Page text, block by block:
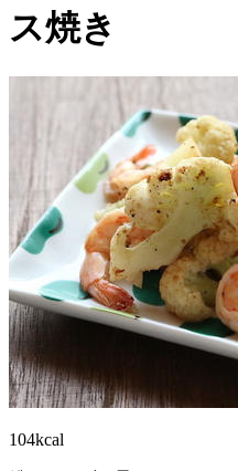
ス焼き
104kcal